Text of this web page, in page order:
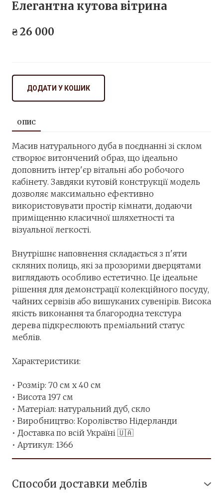
Елегантна кутова вітрина
₴ 26 000
ДОДАТИ У КОШИК
ОПИС
Масив натурального дуба в поєднанні зі склом
створює витончений образ, що ідеально
доповнить інтер'єр вітальні або робочого
кабінету. Завдяки кутовій конструкції модель
дозволяє максимально ефективно
використовувати простір кімнати, додаючи
приміщенню класичної шляхетності та
візуальної легкості.
Внутрішнє наповнення складається з п'яти
скляних полиць, які за прозорими дверцятами
виглядають особливо естетично. Це ідеальне
рішення для демонстрації колекційного посуду,
чайних сервізів або вишуканих сувенірів. Висока
якість виконання та благородна текстура
дерева підкреслюють преміальний статус
меблів.
Характеристики:
• Розмір: 70 см х 40 см
• Висота 197 см
• Матеріал: натуральний дуб, скло
• Виробництво: Королівство Нідерланди
• Доставка по всій Україні 🇺🇦
• Артикул: 1366
Способи доставки меблів